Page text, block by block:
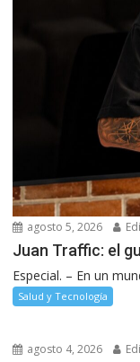
agosto 5, 2026
Juan Traffic: el
Especial. – En un
Salud y Tecnología
agosto 4, 2026